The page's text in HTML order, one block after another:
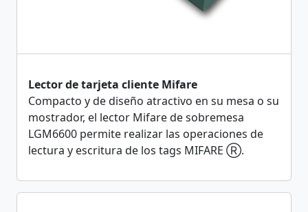
Lector de tarjeta cliente Mifare
Compacto y de diseño atractivo en su mesa o su
mostrador, el lector Mifare de sobremesa
LGM6600 permite realizar las operaciones de
lectura y escritura de los tags MIFARE Ⓡ.